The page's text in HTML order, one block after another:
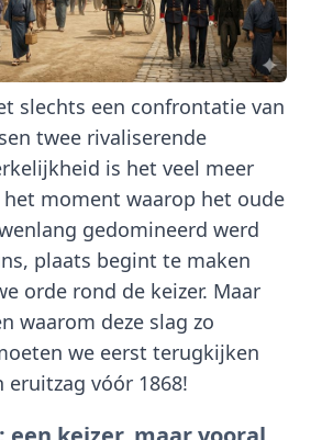
slechts een confrontatie van
twee rivaliserende
is het veel meer
moment waarop het oude
gedomineerd werd
plaats begint te maken
orde rond de keizer. Maar
waarom deze slag zo
we eerst terugkijken
eruitzag vóór 1868!